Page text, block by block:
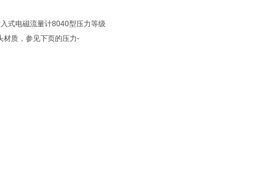
式电磁流量计8040型压力等级
材质，参见下页的压力-